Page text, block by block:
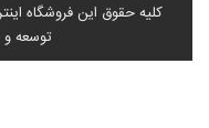
کلیه حقوق این فروشگاه
توسعه و